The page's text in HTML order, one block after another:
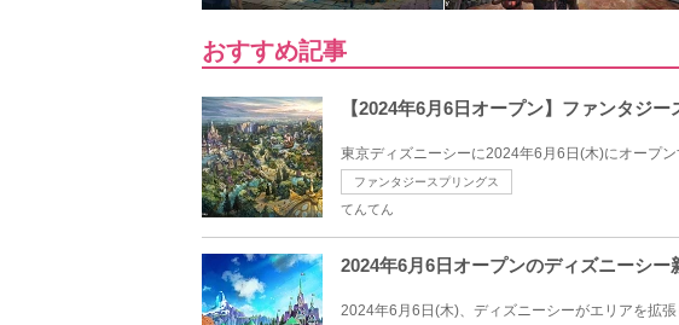
おすすめ記事
【2024年6月6日オープン】ファンタジ
東京ディズニーシーに2024年6月6日(木)にオープ
ファンタジースプリングス
てんてん
2024年6月6日オープンのディズニーシ
2024年6月6日(木)、ディズニーシーがエリアを拡